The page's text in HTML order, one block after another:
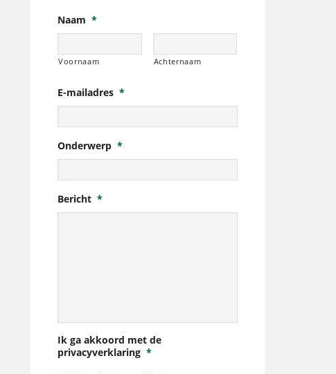
Naam *
Voornaam Achternaam
E-mailadres *
Onderwerp *
Bericht *
Ik ga akkoord met de
privacyverklaring *